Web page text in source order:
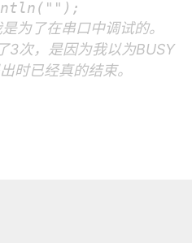
为了在串口中调试的。
3次，是因为我以为BUSY
时已经真的结束。